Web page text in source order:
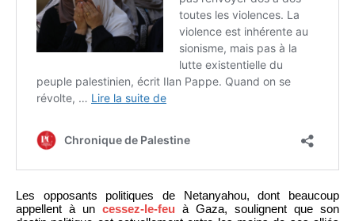
Les opposants politiques de Netanyahou, dont beaucoup
appellent à un cessez-le-feu à Gaza, soulignent que son